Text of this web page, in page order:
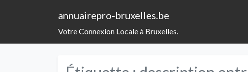
annuairepro-bruxelles.be
Votre Connexion Locale à Bruxelles.